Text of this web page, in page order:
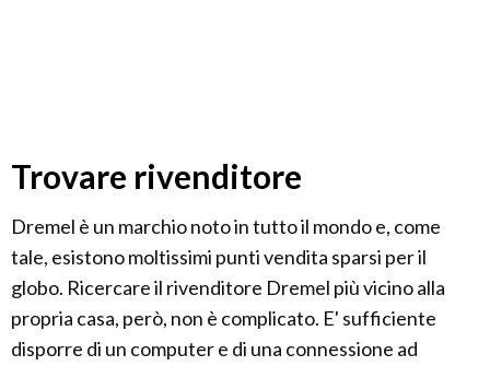
Trovare rivenditore
Dremel è un marchio noto in tutto il mondo e, come
tale, esistono moltissimi punti vendita sparsi per il
globo. Ricercare il rivenditore Dremel più vicino alla
propria casa, però, non è complicato. E' sufficiente
disporre di un computer e di una connessione ad